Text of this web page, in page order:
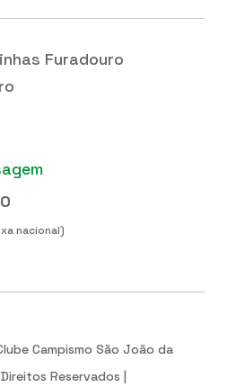
Furadouro
nacional)
Campismo São João da
Reservados |